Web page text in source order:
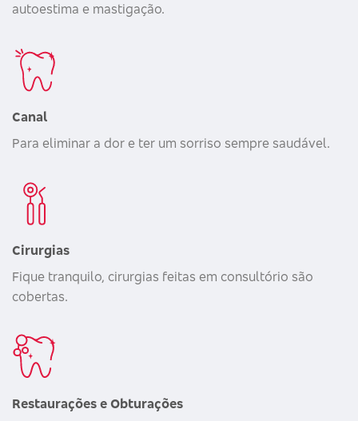
autoestima e mastigação.
Canal
Para eliminar a dor e ter um sorriso sempre saudável.
Cirurgias
Fique tranquilo, cirurgias feitas em consultório são
cobertas.
Restaurações e Obturações